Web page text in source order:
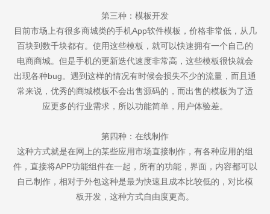
第三种：模板开发
目前市场上有很多商城类的手机App软件模板，价格非常低，从几
百块到数千块都有。使用这些模板，就可以快速拥有一个自己的
电商商城。但是手机的更新迭代速度非常高，这些模板很快就会
出现各种bug。遇到这样的情况有时候会损失不少的流量，而且通
常来说，优秀的商城模板不会出售源码的，而出售的模板为了适
应更多的行业需求，所以功能简单，用户体验差。
第四种：在线制作
这种方式就是在网上的某些应用市场直接制作，有各种应用的组
件，直接将APP功能组件在一起，所有的功能，界面，内容都可以
自己制作，相对于外包这种是最为快速且成本比较低的，对比模
板开发，这种方式自由度更高。